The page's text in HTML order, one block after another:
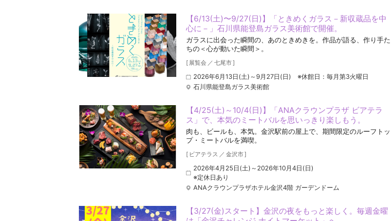
【6/13(土)〜9/27(日)】「ときめくガラス－新収蔵品を中
心に－」石川県能登島ガラス美術館で開催。
ガラスに出会った瞬間の、あのときめきを。作品が語る、作り手た
ちの＜心が動いた瞬間＞。
[ 展覧会 ／ 七尾市]
2026年6月13日(土)～9月27日(日) ※休館日：毎月第3火曜日
石川県能登島ガラス美術館
【4/25(土)～10/4(日)】「ANAクラウンプラザ ビアテラ
ス」で、本気のミートバルを思いっきり楽しもう。
肉も、ビールも、本気。金沢駅前の屋上で、期間限定のルーフトッ
プ・ミートバルを満喫。
[ ビアテラス ／ 金沢市]
2026年4月25日(土)～2026年10月4日(日)
※定休日あり
ANAクラウンプラザホテル金沢4階 ガーデンドーム
【3/27(金)スタート】金沢の夜をもっと楽しく。毎週金曜